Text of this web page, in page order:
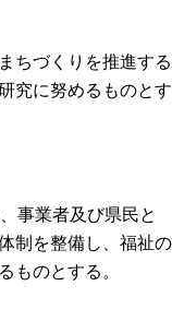
ちづくりを推進する
究に努めるものとす
事業者及び県民と
制を整備し、福祉の
ものとする。